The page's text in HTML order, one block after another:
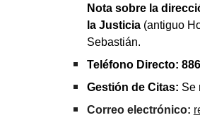
Nota sobre la
la Justicia(antiguo
Sebastián.
Teléfono Directo:
Gestión de Citas: Se
Correo electrónico: